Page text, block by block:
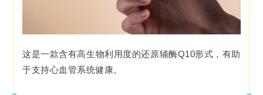
这是一款含有高生物利用度的还原辅酶Q10形式，有助
于支持心血管系统健康。